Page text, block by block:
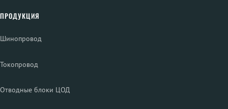
ПРОДУКЦИЯ
Шинопровод
Токопровод
Отводные блоки ЦОД